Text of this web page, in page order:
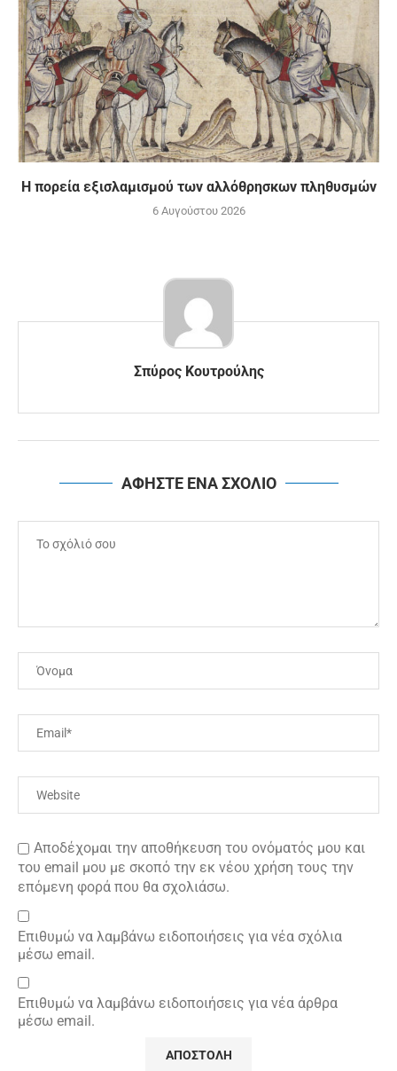
Η πορεία εξισλαμισμού των αλλόθρησκων πληθυσμών
6 Αυγούστου 2026
Σπύρος Κουτρούλης
ΑΦΗΣΤΕ ΕΝΑ ΣΧΟΛΙΟ
Αποδέχομαι την αποθήκευση του ονόματός μου και
του email μου με σκοπό την εκ νέου χρήση τους την
επόμενη φορά που θα σχολιάσω.
Επιθυμώ να λαμβάνω ειδοποιήσεις για νέα σχόλια
μέσω email.
Επιθυμώ να λαμβάνω ειδοποιήσεις για νέα άρθρα
μέσω email.